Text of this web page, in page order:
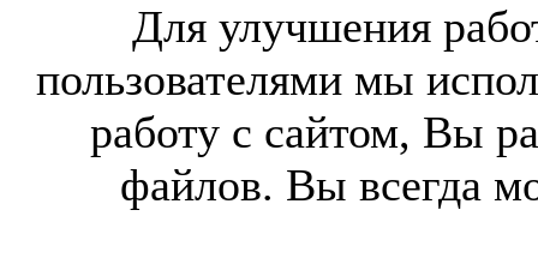
Для улучшения
пользователями мы
работу с сайтом, Вы
файлов. Вы всегда